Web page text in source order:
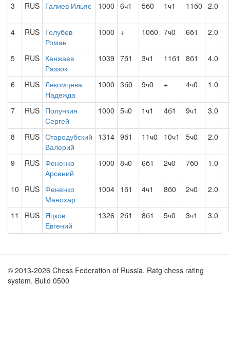
3 RUS Галиев Ильяс 1000 6ч1 5б0 1ч1 11б0 2.0
4 RUS Голубев
Роман
1000 + 10б0 7ч0 6б1 2.0
5 RUS Кенжаев
Раззок
1039 7б1 3ч1 11б1 8б1 4.0
6 RUS Лекомцева
Надежда
1000 3б0 9ч0 + 4ч0 1.0
7 RUS Полункин
Сергей
1000 5ч0 1ч1 4б1 9ч1 3.0
8 RUS Стародубский
Валерий
1314 9б1 11ч0 10ч1 5ч0 2.0
9 RUS Фененко
Арсений
1000 8ч0 6б1 2ч0 7б0 1.0
10 RUS Фененко
Манохар
1004 1б1 4ч1 8б0 2ч0 2.0
11 RUS Яцков
Евгений
1326 2б1 8б1 5ч0 3ч1 3.0
© 2013-2026 Chess Federation of Russia. Ratg chess rating
system. Build 0500